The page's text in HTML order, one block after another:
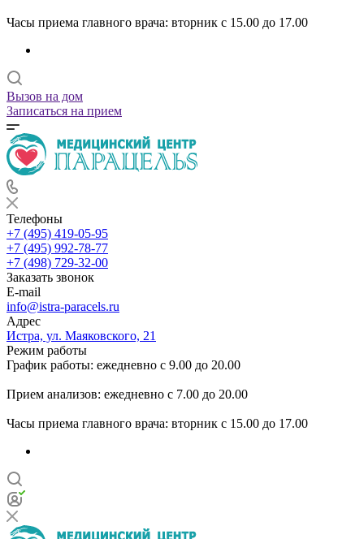
Часы приема главного врача: вторник с 15.00 до 17.00
Вызов на дом
Записаться на прием
Телефоны
+7 (495) 419-05-95
+7 (495) 992-78-77
+7 (498) 729-32-00
Заказать звонок
E-mail
info@istra-paracels.ru
Адрес
Истра, ул. Маяковского, 21
Режим работы
График работы: ежедневно с 9.00 до 20.00
Прием анализов: ежедневно с 7.00 до 20.00
Часы приема главного врача: вторник с 15.00 до 17.00